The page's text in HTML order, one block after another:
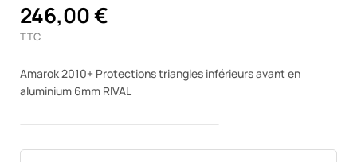
246,00 €
TTC
Amarok 2010+ Protections triangles inférieurs avant en
aluminium 6mm RIVAL